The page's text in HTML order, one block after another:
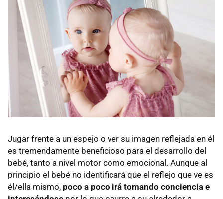
Jugar frente a un espejo o ver su imagen reflejada en él
es tremendamente beneficioso para el desarrollo del
bebé, tanto a nivel motor como emocional. Aunque al
principio el bebé no identificará que el reflejo que ve es
él/ella mismo, poco a poco irá tomando conciencia e